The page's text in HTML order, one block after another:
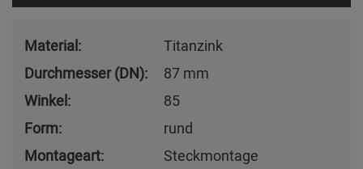
Material:
Titanzink
Durchmesser (DN):
87 mm
Winkel:
85
Form:
rund
Montageart:
Steckmontage